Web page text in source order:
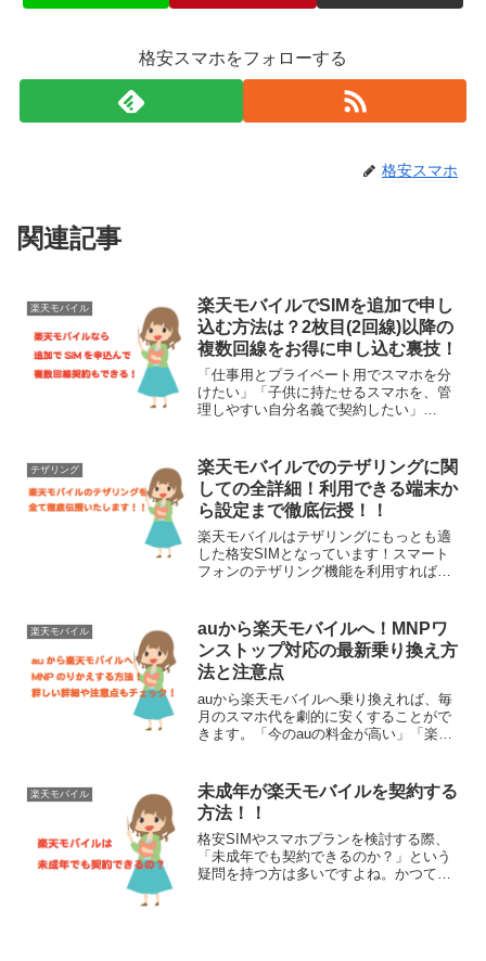
格安スマホをフォローする
格安スマホ
関連記事
楽天モバイル
楽天モバイルでSIMを追加で申し
込む方法は？2枚目(2回線)以降の
複数回線をお得に申し込む裏技！
「仕事用とプライベート用でスマホを分
けたい」「子供に持たせるスマホを、管
理しやすい自分名義で契約したい」
加で2回線目、3回線目を申し込みたいと
考えている方は多いは...
テザリング
楽天モバイルでのテザリングに関
しての全詳細！利用できる端末か
ら設定まで徹底伝授！！
楽天モバイルはテザリングにもっとも適
した格安SIMとなっています！スマート
フォンのテザリング機能を利用すれば外
要もありません。使えないより使えるに
こしたこと...
楽天モバイル
auから楽天モバイルへ！MNPワ
ンストップ対応の最新乗り換え方
法と注意点
auから楽天モバイルへ乗り換えれば、毎
月のスマホ代を劇的に安くすることがで
きます。「今のauの料金が高い」「楽天
な選択肢です。「乗り換え手続き
（MNP）」といえば一昔前...
楽天モバイル
未成年が楽天モバイルを契約する
方法！！
格安SIMやスマホプランを検討する際、
「未成年でも契約できるのか？」という
疑問を持つ方は多いですよね。かつては